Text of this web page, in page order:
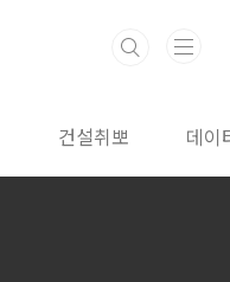
건설취뽀 데이